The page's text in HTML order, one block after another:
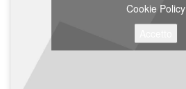
Cookie Policy